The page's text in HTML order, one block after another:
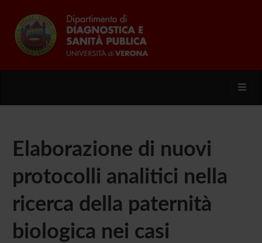
Elaborazione di nuovi
protocolli analitici nella
ricerca della paternità
biologica nei casi